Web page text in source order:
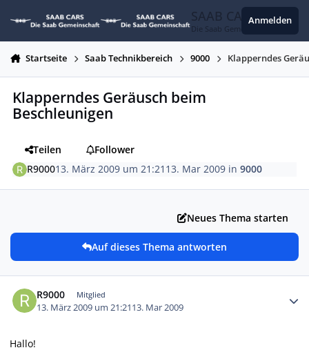
SAAB CARS
Die Saab Gemeinschaft
Anmelden
Startseite Saab Technikbereich 9000 Klapperndes
Klapperndes Geräusch beim
Beschleunigen
Teilen
Follower
R900013. März 2009 um 21:21 13. Mar 2009 in9000
Neues Thema starten
Auf dieses Thema antworten
R9000 Mitglied
13. März 2009 um 21:2113. Mar 2009
Hallo!